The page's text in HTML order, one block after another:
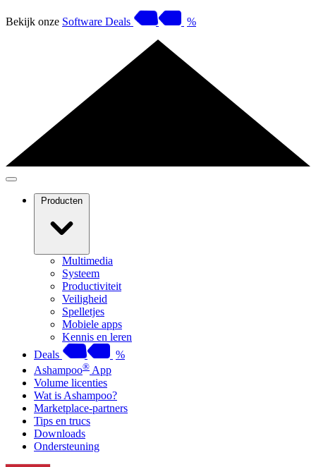
Bekijk onze Software Deals %
Producten
Multimedia
Systeem
Productiviteit
Veiligheid
Spelletjes
Mobiele apps
Kennis en leren
Deals
%
Ashampoo® App
Volume licenties
Wat is Ashampoo?
Marketplace-partners
Tips en trucs
Downloads
Ondersteuning